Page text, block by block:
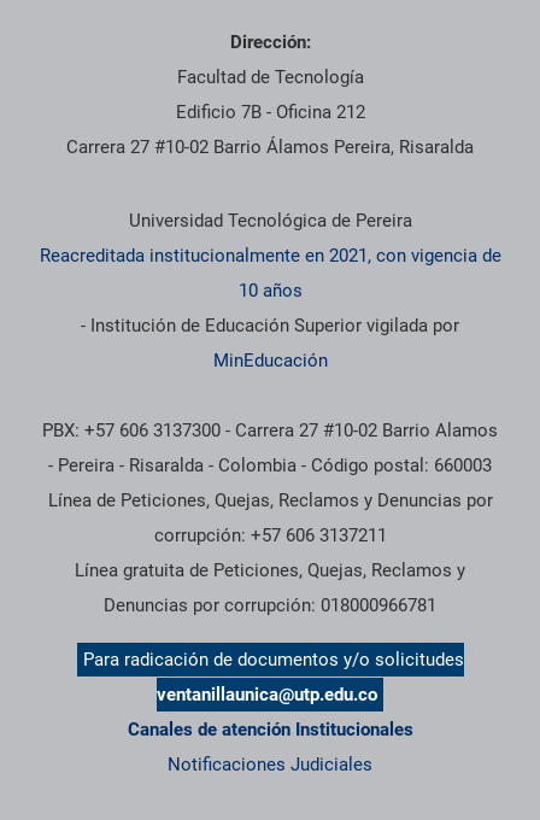
Dirección:
Facultad de Tecnología
Edificio 7B - Oficina 212
Carrera 27 #10-02 Barrio Álamos Pereira, Risaralda
Información institucional
Universidad Tecnológica de Pereira
Reacreditada institucionalmente en 2021, con vigencia de
10 años
- Institución de Educación Superior vigilada por
MinEducación
PBX: +57 606 3137300 - Carrera 27 #10-02 Barrio Alamos
- Pereira - Risaralda - Colombia - Código postal: 660003
Línea de Peticiones, Quejas, Reclamos y Denuncias por
corrupción: +57 606 3137211
Línea gratuita de Peticiones, Quejas, Reclamos y
Denuncias por corrupción: 018000966781
Para radicación de documentos y/o solicitudes
ventanillaunica@utp.edu.co
Canales de atención Institucionales
Notificaciones Judiciales